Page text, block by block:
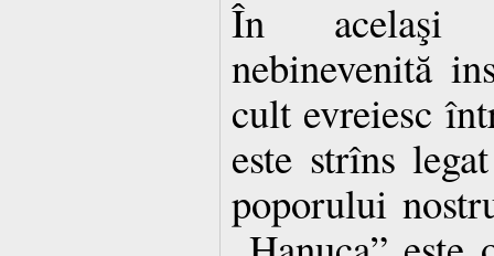
În acelaşi
nebinevenită
cult evreiesc
este strîns
poporului